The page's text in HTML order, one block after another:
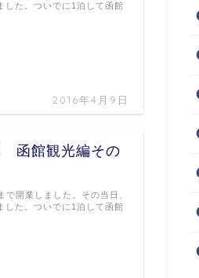
2016年4月9日
した。ついでに1泊して函館
函館観光編その
開業しました。その当日、
した。ついでに1泊して函館